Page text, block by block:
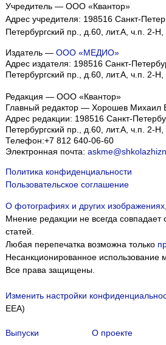
Учредитель — ООО «Квантор»
Адрес учредителя: 198516 Санкт-
Петербургский пр., д.60, лит.А, ч.п. 2-
Издатель — ООО «МЕДИО»
Адрес издателя: 198516 Санкт-
Петербургский пр., д.60, лит.А, ч.п. 2-
Редакция — ООО «Квантор»
Главный редактор — Хорошев Михаил
Адрес редакции: 198516 Санкт-
Петербургский пр., д.60, лит.А, ч.п. 2-
Телефон:+7 812 640-06-60
Электронная почта:
Политика конфиденциальности
Пользовательское соглашение
О фотографиях и других изображениях
Мнение редакции не всегда совпадает
статей.
Любая перепечатка возможна только
Несанкционированное использование
Все права защищены.
Изменить настройки
EEA)
Выпуски О проекте